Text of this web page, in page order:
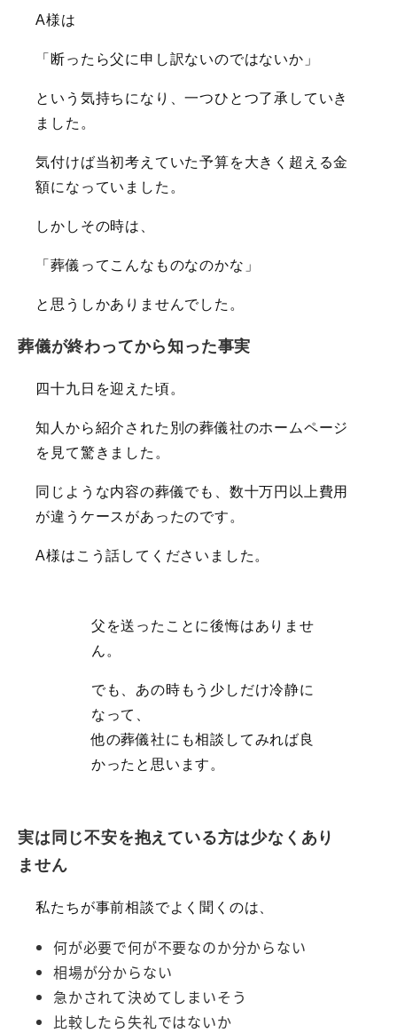
A様は
「断ったら父に申し訳ないのではないか」
という気持ちになり、一つひとつ了承していき
ました。
気付けば当初考えていた予算を大きく超える金
額になっていました。
しかしその時は、
「葬儀ってこんなものなのかな」
と思うしかありませんでした。
葬儀が終わってから知った事実
四十九日を迎えた頃。
知人から紹介された別の葬儀社のホームページ
を見て驚きました。
同じような内容の葬儀でも、数十万円以上費用
が違うケースがあったのです。
A様はこう話してくださいました。
父を送ったことに後悔はありませ
ん。
でも、あの時もう少しだけ冷静に
なって、
他の葬儀社にも相談してみれば良
かったと思います。
実は同じ不安を抱えている方は少なくあり
ません
私たちが事前相談でよく聞くのは、
何が必要で何が不要なのか分からない
相場が分からない
急かされて決めてしまいそう
比較したら失礼ではないか